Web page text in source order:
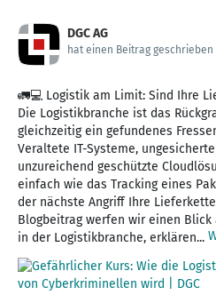
DGC AG
hat einen Beitrag geschrieben
🚛💻 Logistik am Limit: Sind Ihre
Die Logistikbranche ist das
gleichzeitig ein gefundenes
Veraltete IT-Systeme,
unzureichend geschützte
einfach wie das Tracking eines
der nächste Angriff Ihre
Blogbeitrag werfen wir einen
in der Logistikbranche, erklären...